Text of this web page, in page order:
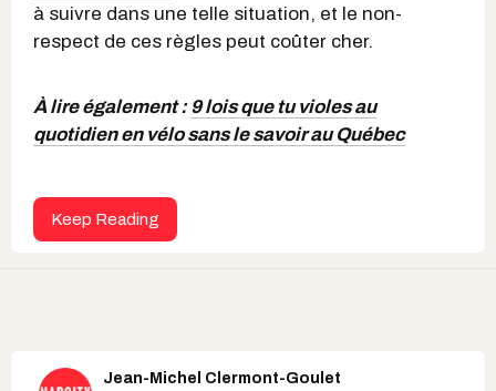
à suivre dans une telle situation, et le non-
respect de ces règles peut coûter cher.
À lire également :9 lois que tu violes au
quotidien en vélo sans le savoir au Québec
Keep Reading
Jean-Michel Clermont-Goulet